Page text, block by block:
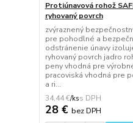
Protiúnavová rohož
ryhovaný povrch
zvýraznený
pre pohodlné a
odstránenie únavy
ryhovaný povrch jadro
peny vhodná pre
pracoviská vhodná pre
a ri...
34,44 €/ks
28 € bez DPH